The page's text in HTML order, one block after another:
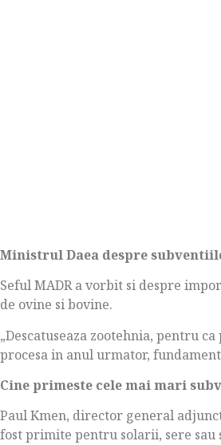
Ministrul Daea despre
Seful MADR a vorbit si despre
de ovine si bovine.
„Descatuseaza zootehnia, pentru
procesa in anul urmator,
Cine primeste cele mai mari
Paul Kmen, director general
fost primite pentru solarii, sere